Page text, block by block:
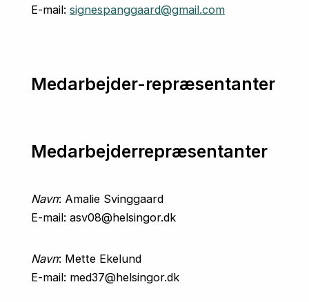
E-mail: signespanggaard@gmail.com
Medarbejder-repræsentanter
Medarbejderrepræsentanter
Navn: Amalie Svinggaard
E-mail: asv08@helsingor.dk
Navn: Mette Ekelund
E-mail: med37@helsingor.dk